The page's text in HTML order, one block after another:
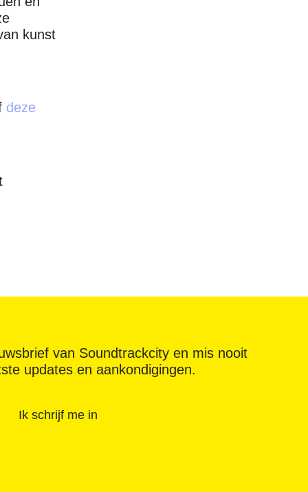
kunst
deze
van Soundtrackcity en mis nooit
updates en aankondigingen.
Ik schrijf me in